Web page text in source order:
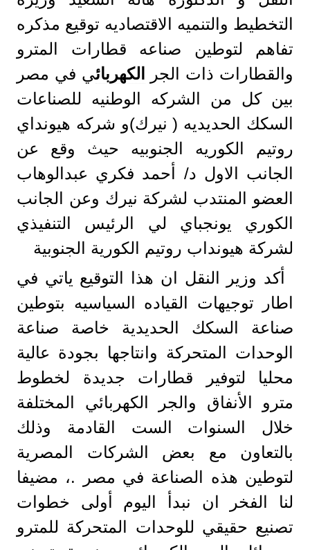
التخطيط والتنميه الاقتصاديه توقيع مذكره
تفاهم لتوطين صناعه قطارات المترو
والقطارات ذات الجر
الكهربائي في مصر
بين كل من الشركه الوطنيه للصناعات
السكك الحديديه ( نيرك)و شركه هيونداي
روتيم الكوريه الجنوبيه حيث وقع عن
الجانب الاول د/ أحمد فكري عبدالوهاب
العضو المنتدب لشركة نيرك وعن الجانب
الكوري يونجباي لي الرئيس التنفيذي
لشركة هيونداب روتيم الكورية الجنوبية
أكد وزير النقل ان هذا التوقيع ياتي في
اطار توجيهات القياده السياسيه بتوطين
صناعة السكك الحديدية خاصة صناعة
الوحدات المتحركة وانتاجها بجودة عالية
محليا لتوفير قطارات جديدة لخطوط
مترو الأنفاق والجر الكهربائي المختلفة
خلال السنوات الست القادمة وذلك
بالتعاون مع بعض الشركات المصرية
لتوطين هذه الصناعة في مصر .، مضيفا
لنا الفخر ان نبدأ اليوم أولى خطوات
تصنيع حقيقي للوحدات المتحركة للمترو